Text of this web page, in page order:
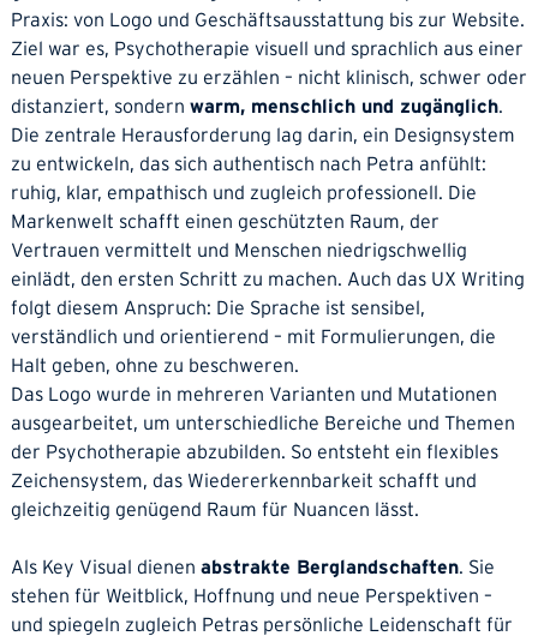
Praxis: von Logo und Geschäftsausstattung bis zur Website.
Ziel war es, Psychotherapie visuell und sprachlich aus einer
neuen Perspektive zu erzählen – nicht klinisch, schwer oder
distanziert, sondern warm, menschlich und zugänglich.
Die zentrale Herausforderung lag darin, ein Designsystem
zu entwickeln, das sich authentisch nach Petra anfühlt:
ruhig, klar, empathisch und zugleich professionell. Die
Markenwelt schafft einen geschützten Raum, der
Vertrauen vermittelt und Menschen niedrigschwellig
einlädt, den ersten Schritt zu machen. Auch das UX Writing
folgt diesem Anspruch: Die Sprache ist sensibel,
verständlich und orientierend – mit Formulierungen, die
Halt geben, ohne zu beschweren.
Das Logo wurde in mehreren Varianten und Mutationen
ausgearbeitet, um unterschiedliche Bereiche und Themen
der Psychotherapie abzubilden. So entsteht ein flexibles
Zeichensystem, das Wiedererkennbarkeit schafft und
gleichzeitig genügend Raum für Nuancen lässt.
Als Key Visual dienen abstrakte Berglandschaften. Sie
stehen für Weitblick, Hoffnung und neue Perspektiven –
und spiegeln zugleich Petras persönliche Leidenschaft für